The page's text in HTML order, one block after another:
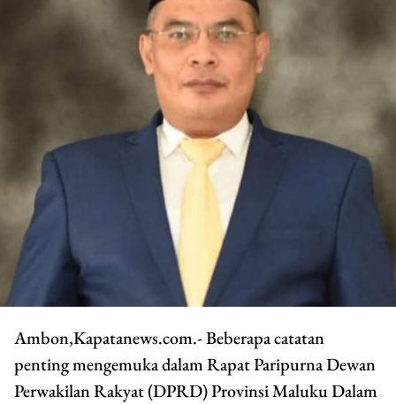
Ambon,Kapatanews.com.- Beberapa catatan
penting mengemuka dalam Rapat Paripurna Dewan
Perwakilan Rakyat (DPRD) Provinsi Maluku Dalam